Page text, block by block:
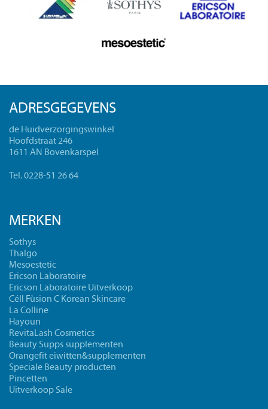
ADRESGEGEVENS
de Huidverzorgingswinkel
Hoofdstraat 246
1611 AN Bovenkarspel
Tel. 0228-51 26 64
MERKEN
Sothys
Thalgo
Mesoestetic
Ericson Laboratoire
Ericson Laboratoire Uitverkoop
Céll Fùsion C Korean Skincare
La Colline
Hayoun
RevitaLash Cosmetics
Beauty Supps supplementen
Orangefit eiwitten&supplementen
Speciale Beauty producten
Pincetten
Uitverkoop Sale